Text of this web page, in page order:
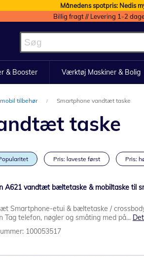
Månedens spotpris: Nedis
Billig fragt // Levering 1-2
& Booster Værktøj Maskiner & Bolig
tilbehør Smartphone vandtæt taske
taske
Pris: laveste først Pris:
A621 vandtæt bæltetaske & mobiltaske til
Smartphone-etui & bæltetaske /
Tag telefon, nøgler og småting med på...
100053517